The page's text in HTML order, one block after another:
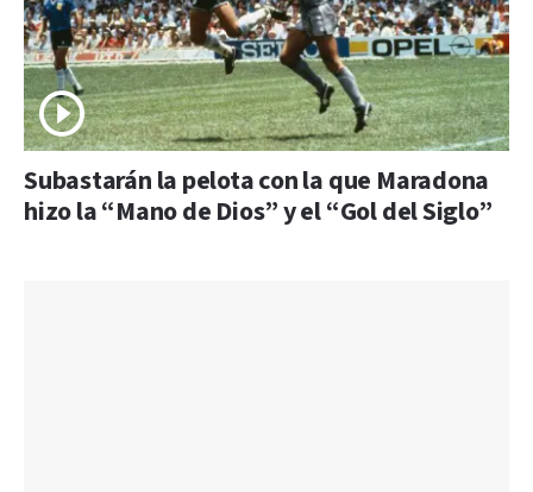
Subastarán la pelota con la que Maradona
hizo la “Mano de Dios” y el “Gol del Siglo”